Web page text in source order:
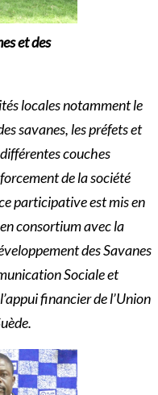
et des
locales notamment le
savanes, les préfets et
couches
de la société
participative est mis en
consortium avec la
des Savanes
Sociale et
financier de l’Union